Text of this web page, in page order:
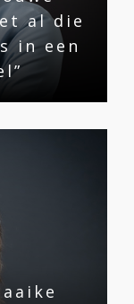
al die
in een